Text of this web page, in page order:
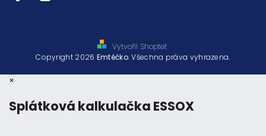
Vytvořil Shoptet
Copyright 2026 Emtéčko. Všechna práva vyhrazena.
×
Splátková kalkulačka ESSOX